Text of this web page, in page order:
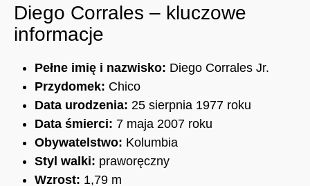
Diego Corrales – kluczowe
informacje
Pełne imię i nazwisko: Diego Corrales Jr.
Przydomek: Chico
Data urodzenia: 25 sierpnia 1977 roku
Data śmierci: 7 maja 2007 roku
Obywatelstwo: Kolumbia
Styl walki: praworęczny
Wzrost: 1,79 m